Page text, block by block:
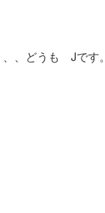
どうも Jです。